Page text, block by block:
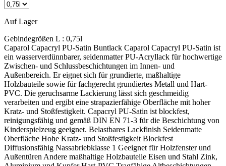
Auf Lager
Gebindegrößen L : 0,75l
Caparol Capacryl PU-Satin Buntlack Caparol Capacryl PU-Satin ist ein wasserverdünnbarer, seidenmatter PU-Acryllack für hochwertige Zwischen- und Schlussbeschichtungen im Innen- und Außenbereich. Er eignet sich für grundierte, maßhaltige Holzbauteile sowie für fachgerecht grundiertes Metall und Hart-PVC. Die geruchsarme Lackierung lässt sich geschmeidig verarbeiten und ergibt eine strapazierfähige Oberfläche mit hoher Kratz- und Stoßfestigkeit. Capacryl PU-Satin ist blockfest, reinigungsfähig und gemäß DIN EN 71-3 für die Beschichtung von Kinderspielzeug geeignet. Belastbares Lackfinish Seidenmatte Oberfläche Hohe Kratz- und Stoßfestigkeit Blockfest Diffusionsfähig Nassabriebklasse 1 Geeignet für Holzfenster und Außentüren Andere maßhaltige Holzbauteile Eisen und Stahl Zink, Aluminium und Kupfer Hart-PVC Tragfähige Altbeschichtungen Nicht direkt geeignet für Rohes Holz ohne Grundierung Ungeschütztes Metall Nicht maßhaltige Holzbauteile Lose oder nicht tragfähige Altanstriche Eloxiertes Aluminium Weiße Lackierungen auf Heizungsanlagen Wichtig vor der Bestellung: Capacryl PU-Satin ist der Zwischen- und Schlusslack des Systems. Welche Grundierung darunter benötigt wird, hängt vom vorhandenen Untergrund ab. Holz, Stahl, Zink, Aluminium und Hart-PVC werden unterschiedlich vorbereitet und grundiert. Was macht Capacryl PU-Satin besonders? Wasserverdünnbar Der PU-Acryllack ist geruchsarm und wird mit wassergeeigneten Lackierwerkzeugen verarbeitet. Die Werkzeuge lassen sich direkt nach Gebrauch mit Wasser und Reinigungsmittel säubern. Für belastete Flächen Die Lackoberfläche ist kratz- und stoßfest, blockfest und gegen haushaltsübliche Reinigungsmittel beständig. Dadurch eignet sie sich auch für häufig berührte Bauteile. Für Kinderspielzeug geeignet Capacryl PU-Satin erfüllt die Anforderungen der DIN EN 71-3. Entscheidend bleibt ein vollständig ausgehärteter und fachgerecht ausgeführter Beschichtungsaufbau. Passt Capacryl PU-Satin zu deinem Projekt? Das Produkt passt, wenn … ein seidenmattes Lackfinish gewünscht ist innen möglichst geruchsarm lackiert werden soll eine robuste und reinigungsfähige Oberfläche benötigt wird der Untergrund fachgerecht grundiert werden kann gestrichen, gerollt oder gespritzt werden soll Besser ein anderes Produkt wählen, wenn … eine Grundierung und Decklackierung aus einem Topf gesucht wird eine Holzfassade oder ein Zaun lasiert werden soll nicht maßhaltige Außenbauteile beschichtet werden ein weißer Heizkörperlack benötigt wird der vorhandene Untergrund nicht sicher bestimmt werden kann Beschichtungsaufbau auf Holz 1. Holz vorbereiten Holz in Faserrichtung schleifen und sorgfältig reinigen. Verschmutzungen, Harz und andere haftungsmindernde Stoffe vollständig entfernen. Die Holzfeuchte darf bei maßhaltigen Holzbauteilen höchstens 13 % betragen. 2. Grundieren Holz und Holzwerkstoffe werden mit Capacryl Holz-IsoGrund grundiert. Bei Hölzern mit verfärbenden Inhaltsstoffen ist diese Isolierung besonders wichtig; Aststellen zweimal behandeln. Maßhaltige Außenbauteile zuvor zusätzlich mit Capacryl Holzschutz-Grund imprägnieren. 3. Lackaufbau ausführen Nach der Grundierung folgt Capacryl PU-Vorlack als Zwischenbeschichtung und anschließend Capacryl PU-Satin als Schlussbeschichtung. Auf maßhaltigen Holzbauteilen im Außenbereich sind zwei Zwischenbeschichtungen erforderlich. Grundierung auf Metall und Hart-PVC Eisen und Stahl Eisen und Stahl vollständig entrosten, entfetten und reinigen. Im Innenbereich einmal, im Außenbereich zweimal mit Capalac AllGrund grundieren. Zink, Aluminium und Kupfer Die Oberfläche entsprechend der Metallart reinigen und anschleifen. Anschließend mit Capacryl Haftprimer grundieren. Hart-PVC und Altanstriche Hart-PVC und tragfähige Altanstriche anschleifen und gründlich reinigen. Danach mit Capacryl Haftprimer grundieren. Pulverbeschichtungen und Coil-Coating-Flächen immer durch eine Probebeschichtung auf Haftung prüfen. Farbtonwahl richtig planen Rot, Orange und Gelb Schwach deckende Farbtöne benötigen einen passend getönten Grundiersystemfarbton. Je nach Farbton kann ein zusätzlicher Lackauftrag erforderlich sein. Dunkle und intensive Farbtöne Bei dunklen oder intensiven Farbtönen kann vorübergehend Pigmentabrieb auftreten. Stark beanspruchte Innenflächen können bei Bedarf transparent versiegelt werden. Hinweis zu Heizungsanlagen: Weiße Capacryl PU-Satin-Farbtöne nicht auf Heizkörpern oder anderen Heizungsanlagen verwenden, da eine Vergilbung möglich ist. Dafür ist ein dafür vorgesehener Capacryl Heizkörperlack zu verwenden. Verbrauch und Reichweite Verbrauch je Auftrag Ca. 100–120 ml/m². Ein Liter reicht rechnerisch für ungefähr 8–10 m² bei einem Lackauftrag. Zwei Lackaufträge Bei zwei Aufträgen Capacryl PU-Satin reicht 1 Liter rechnerisch für ungefähr 4–5 m² fertige Fläche. Praxisverbrauch Profilierung, Untergrund, Kanten, Werkzeug und Auftragsstärke beeinflussen den tatsächlichen Materialbedarf. Den genauen Verbrauch durch eine Probebeschichtung ermitteln. Verarbeitung und Trocknung Verarbeitung Vor Gebrauch gründlich aufrühren Streichen, rollen oder spritzen Schlussbeschichtung möglichst unverdünnt ausführen Zwischenbeschichtung bei Bedarf mit Wasser verdünnen Bedingungen Mindesttemperatur: 8 °C Günstiger Bereich: 10–25 °C Relative Luftfeuchtigkeit: höchstens 70 % Untergrund muss sauber und trocken sein Trocknung bei 20 °C Staubtrocken nach ca. 1–2 Stunden Überstreichbar nach ca. 10–12 Stunden Durchgetrocknet nach ca. 48 Stunden Kälte und Feuchtigkeit verlängern die Trocknung Häufige Fragen Muss vorher grundiert werden? Ja. Capacryl PU-Satin ist ein Zwischen- und Schlusslack. Die passende Grundierung richtet sich nach Holz, Metall, Hart-PVC oder vorhandenem Altanstrich. Ist der Lack für Kinderspielzeug geeignet? Ja. Der Lack ist gemäß DIN EN 71-3 geeignet. Vor der Nutzung muss die Beschichtung vollständig durchgetrocknet sein. Kann der Lack auf Heizkörper? Weiße Farbtöne sind wegen möglicher Vergilbung nicht für Heizungsanlagen vorgesehen. Dafür einen geeigneten Heizkörperlack verwenden. Technische Daten Produkttyp: Zwischen- und Schlusslack Materialbasis: Polyurethan-Acryldispersion Wasserverdünnbar und geruchsarm Anwendungsbereich: innen und außen Glanzgrad: seidenmatt Dichte: ca. 1,3 g/cm³ Standardgebinde: 375 ml, 750 ml, 2,5 L und 10 L ColorExpress: 350 ml, 700 ml, 2,4 L und 9,6 L Farbton: Weiß und ColorExpress-Farbtöne Werkzeugreinigung: mit Wasser und Reinigungsmittel Kühl und dicht verschlossen lagern Sicherheitshinweis: Die aktuelle Variante Capacryl PU-Satin Weiß benötigt kein Gefahrenpiktogramm und kein Signalwort. Sie enthält jedoch Konservierungsmittel, die allergische Reaktionen hervorrufen können. Beim Spritzen können lungengängige Tröpfchen entstehen; Aerosol und Spritzne